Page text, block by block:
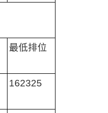
最低排位
162325